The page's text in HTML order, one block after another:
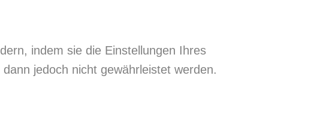
indem sie die Einstellungen Ihres
jedoch nicht gewährleistet werden.